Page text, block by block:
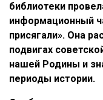
библиотеки
информационный
присягали». Она
подвигах
нашей Родины и
периоды истории.